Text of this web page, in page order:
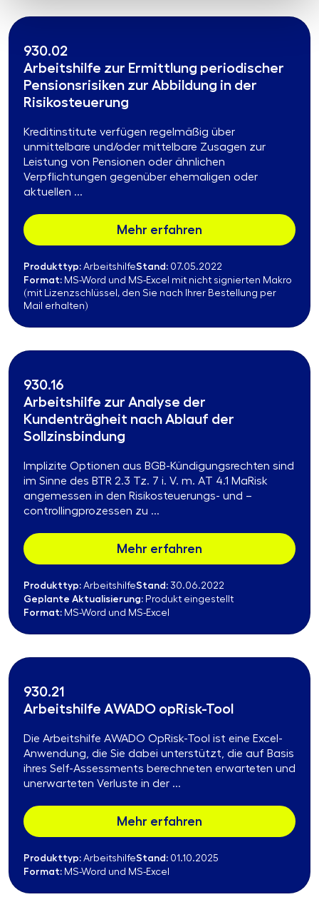
930.02
Arbeitshilfe zur Ermittlung periodischer
Pensionsrisiken zur Abbildung in der
Risikosteuerung
Kreditinstitute verfügen regelmäßig über
unmittelbare und/oder mittelbare Zusagen zur
Leistung von Pensionen oder ähnlichen
Verpflichtungen gegenüber ehemaligen oder
aktuellen ...
Mehr erfahren
Produkttyp: ArbeitshilfeStand: 07.05.2022
Format: MS-Word und MS-Excel mit nicht signierten Makro
(mit Lizenzschlüssel, den Sie nach Ihrer Bestellung per
Mail erhalten)
930.16
Arbeitshilfe zur Analyse der
Kundenträgheit nach Ablauf der
Sollzinsbindung
Implizite Optionen aus BGB-Kündigungsrechten sind
im Sinne des BTR 2.3 Tz. 7 i. V. m. AT 4.1 MaRisk
angemessen in den Risikosteuerungs- und –
controllingprozessen zu ...
Mehr erfahren
Produkttyp: ArbeitshilfeStand: 30.06.2022
Geplante Aktualisierung: Produkt eingestellt
Format: MS-Word und MS-Excel
930.21
Arbeitshilfe AWADO opRisk-Tool
Die Arbeitshilfe AWADO OpRisk-Tool ist eine Excel-
Anwendung, die Sie dabei unterstützt, die auf Basis
ihres Self-Assessments berechneten erwarteten und
unerwarteten Verluste in der ...
Mehr erfahren
Produkttyp: ArbeitshilfeStand: 01.10.2025
Format: MS-Word und MS-Excel